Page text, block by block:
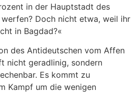
in der Hauptstadt des
Doch nicht etwa, weil ihr
in Bagdad?«
des Antideutschen vom Affen
nicht geradlinig, sondern
Es kommt zu
Kampf um die wenigen